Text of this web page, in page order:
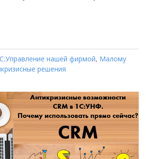
нашей фирмой, Малому
решения